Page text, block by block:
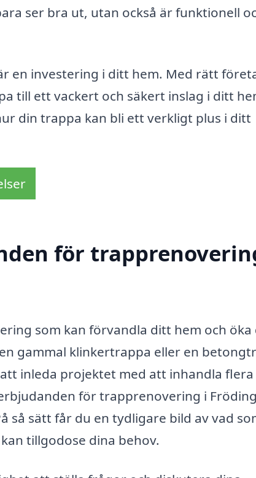
ser bra ut, utan också är funktionell
en investering i ditt hem. Med rätt
till ett vackert och säkert inslag i ditt
din trappa kan bli ett verkligt plus i ditt
för
som kan förvandla ditt hem och öka
gammal klinkertrappa eller en
inleda projektet med att inhandla flera
för trapprenovering i
så sätt får du en tydligare bild av vad
tillgodose dina behov.